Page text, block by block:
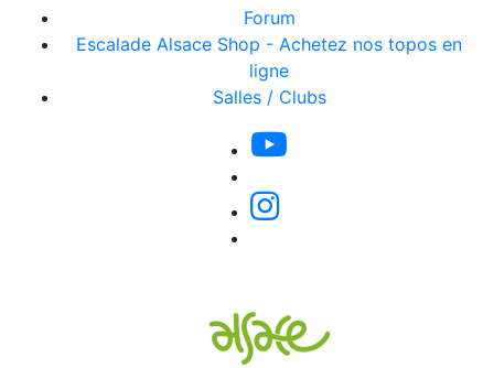
Forum
Escalade Alsace Shop - Achetez nos topos en
ligne
Salles / Clubs